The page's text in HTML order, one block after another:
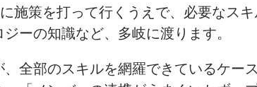
施策を打って行くうえで、必要なス
ーの知識など、多岐に渡ります。
全部のスキルを網羅できているケー